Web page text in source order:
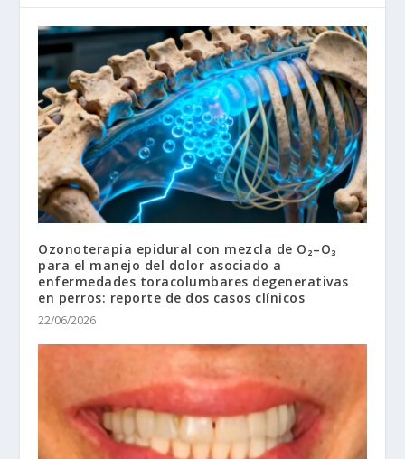
Ozonoterapia epidural con mezcla de O₂–O₃
para el manejo del dolor asociado a
enfermedades toracolumbares degenerativas
en perros: reporte de dos casos clínicos
22/06/2026